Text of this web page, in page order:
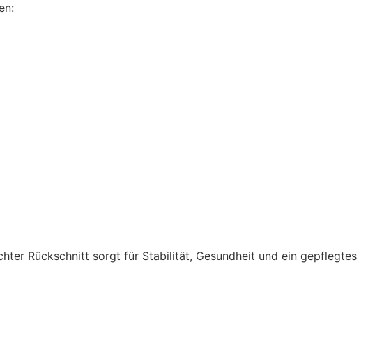
Rückschnitt sorgt für Stabilität, Gesundheit und ein gepflegtes